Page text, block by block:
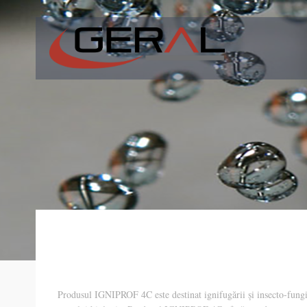
Produsul IGNIPROF 4C este destinat ignifugării și insecto-